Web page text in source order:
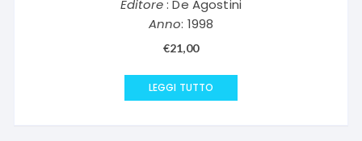
Editore: De Agostini
Anno: 1998
€21,00
LEGGI TUTTO